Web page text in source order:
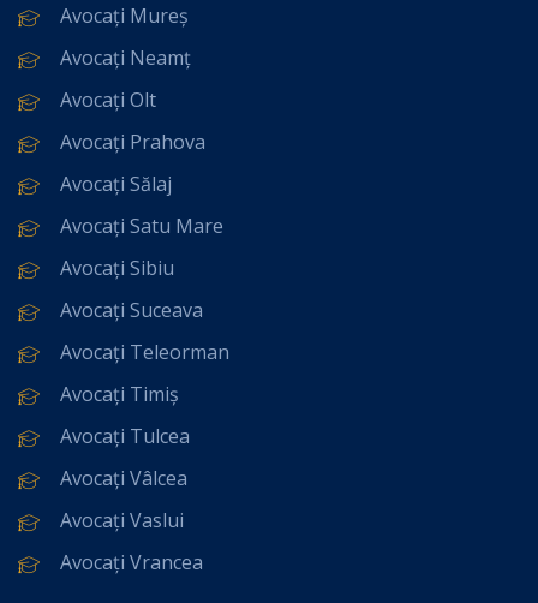
Avocați Mureș
Avocați Neamț
Avocați Olt
Avocați Prahova
Avocați Sălaj
Avocați Satu Mare
Avocați Sibiu
Avocați Suceava
Avocați Teleorman
Avocați Timiș
Avocați Tulcea
Avocați Vâlcea
Avocați Vaslui
Avocați Vrancea